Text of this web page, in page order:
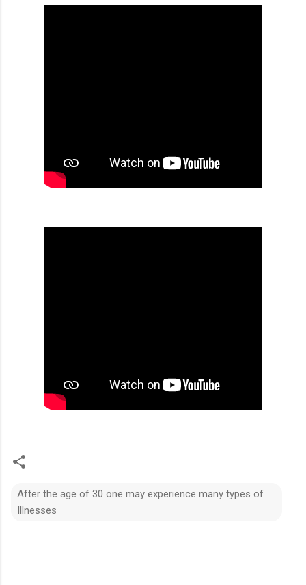
After the age of 30 one may experience many types of
Illnesses